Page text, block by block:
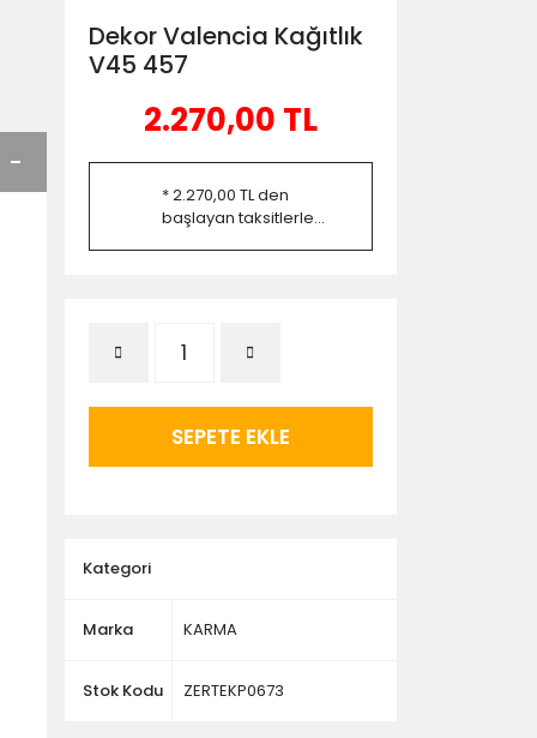
Dekor Valencia Kağıtlık
V45 457
2.270,00 TL
* 2.270,00 TL den
başlayan taksitlerle...
SEPETE EKLE
Kategori
Marka KARMA
Stok Kodu ZERTEKP0673